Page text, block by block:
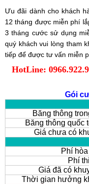
Ưu đãi dành cho khách
12 tháng được miễn phí
3 tháng cước sử dụng
quý khách vui lòng tham
tiếp để được tư vấn miễn
HotLine:
Gói
Băng thông
Băng thông quốc
Giá chưa có
Phí
Phí
Giá đã có
Thời gian hưởng